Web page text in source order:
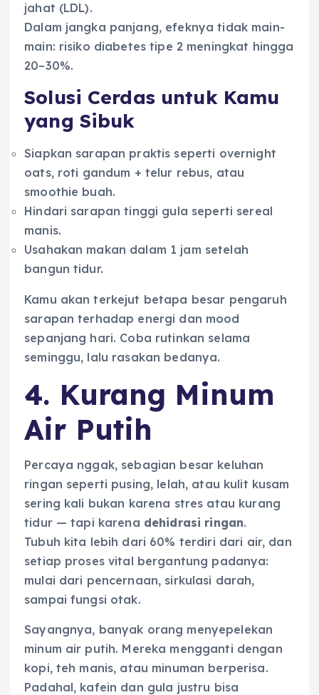
jahat (LDL).
Dalam jangka panjang, efeknya tidak main-
main: risiko diabetes tipe 2 meningkat hingga
20–30%.
Solusi Cerdas untuk Kamu
yang Sibuk
Siapkan sarapan praktis seperti overnight
oats, roti gandum + telur rebus, atau
smoothie buah.
Hindari sarapan tinggi gula seperti sereal
manis.
Usahakan makan dalam 1 jam setelah
bangun tidur.
Kamu akan terkejut betapa besar pengaruh
sarapan terhadap energi dan mood
sepanjang hari. Coba rutinkan selama
seminggu, lalu rasakan bedanya.
4. Kurang Minum
Air Putih
Percaya nggak, sebagian besar keluhan
ringan seperti pusing, lelah, atau kulit kusam
sering kali bukan karena stres atau kurang
tidur — tapi karena dehidrasi ringan.
Tubuh kita lebih dari 60% terdiri dari air, dan
setiap proses vital bergantung padanya:
mulai dari pencernaan, sirkulasi darah,
sampai fungsi otak.
Sayangnya, banyak orang menyepelekan
minum air putih. Mereka mengganti dengan
kopi, teh manis, atau minuman berperisa.
Padahal, kafein dan gula justru bisa